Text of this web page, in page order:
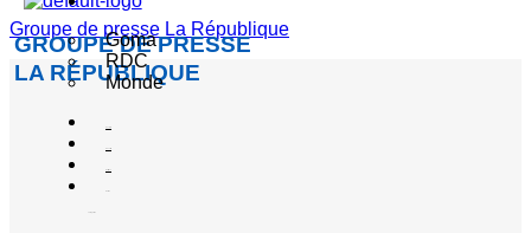
Groupe de presse La République
GROUPE DE PRESSE
LA RÉPUBLIQUE
Goma
RDC
Monde